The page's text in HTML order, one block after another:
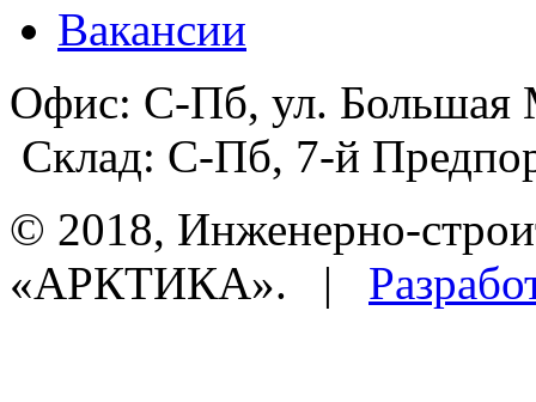
Вакансии
Офис: С-Пб, ул.
Склад: С-Пб, 7-й
© 2018, Инженерно-
«АРКТИКА». |